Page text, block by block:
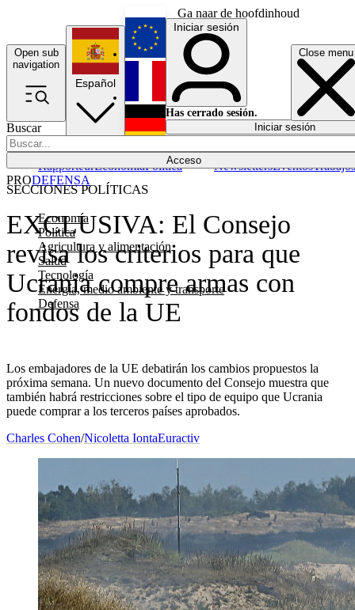
Ga naar de hoofdinhoud
Open sub
navigation
Close menu
Buscar
Acceso
SECCIONES POLÍTICAS
Economía
Política
Agricultura y alimentación
Salud
Tecnología
Energía, medio ambiente y transporte
Defensa
RapporteurEconomíaPolítica NewslettersEventosTrabajos
Español
English
Français
Iniciar sesión
Has cerrado sesión.
Iniciar sesión
EXCLUSIVA: El Consejo
revisa los criterios para que
Ucrania compre armas con
fondos de la UE
Los embajadores de la UE debatirán los cambios propuestos la
próxima semana. Un nuevo documento del Consejo muestra que
también habrá restricciones sobre el tipo de equipo que Ucrania
puede comprar a los terceros países aprobados.
PRODEFENSA
Charles Cohen/Nicoletta IontaEuractiv